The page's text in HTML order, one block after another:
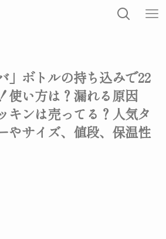
」ボトルの持ち込みで22
使い方は？漏れる原因
キンは売ってる？人気タ
やサイズ、値段、保温性